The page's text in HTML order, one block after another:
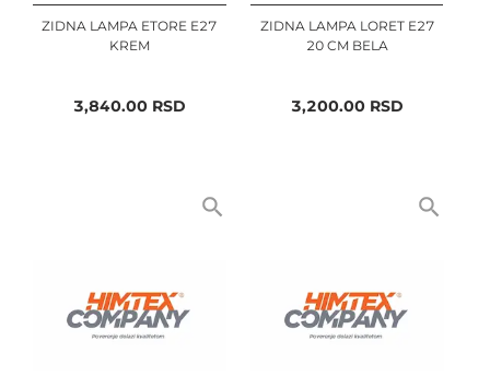
ZIDNA LAMPA ETORE E27
KREM
3,840.00RSD
ZIDNA LAMPA LORET E27
20 CM BELA
3,200.00RSD